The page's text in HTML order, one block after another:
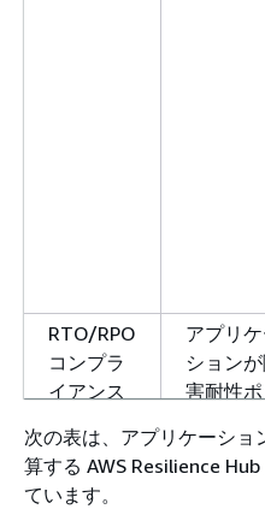
RTO/RPO
コンプラ
イアンス
アプリ
ション
害耐性ポ
してい
とに基
次の表は、アプリケーシ
算する AWS Resilience
ています。